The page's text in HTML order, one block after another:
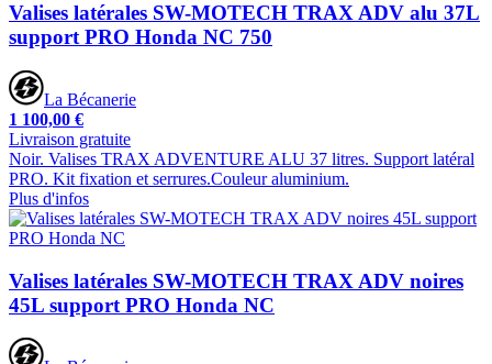
Valises latérales SW-MOTECH TRAX ADV alu 37L
support PRO Honda NC 750
La Bécanerie
1 100,00 €
Livraison gratuite
Noir. Valises TRAX ADVENTURE ALU 37 litres. Support latéral
PRO. Kit fixation et serrures.Couleur aluminium.
Plus d'infos
Valises latérales SW-MOTECH TRAX ADV noires
45L support PRO Honda NC